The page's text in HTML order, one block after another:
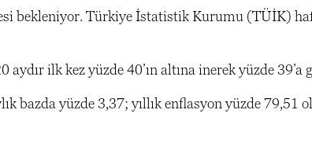
bekleniyor. Türkiye İstatistik Kurumu (TÜİK)
ilk kez yüzde 40’ın altına inerek yüzde 39’a
bazda yüzde 3,37; yıllık enflasyon yüzde 79,51